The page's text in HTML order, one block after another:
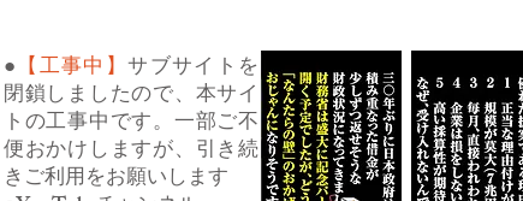
● 【工事中】サブサイトを
閉鎖しましたので、本サイ
トの工事中です。一部ご不
便おかけしますが、引き続
きご利用をお願いします